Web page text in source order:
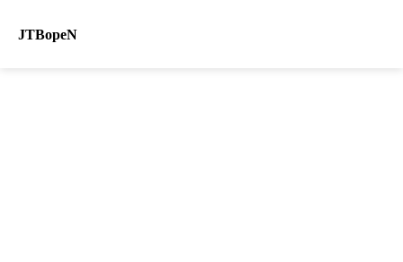
JTBopeN